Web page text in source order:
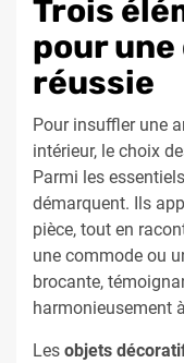
Trois
pour
réussie
Pour insuffler une
intérieur, le choix
Parmi les
démarquent. Ils
pièce, tout en
une commode ou
brocante,
harmonieusement
Les objets